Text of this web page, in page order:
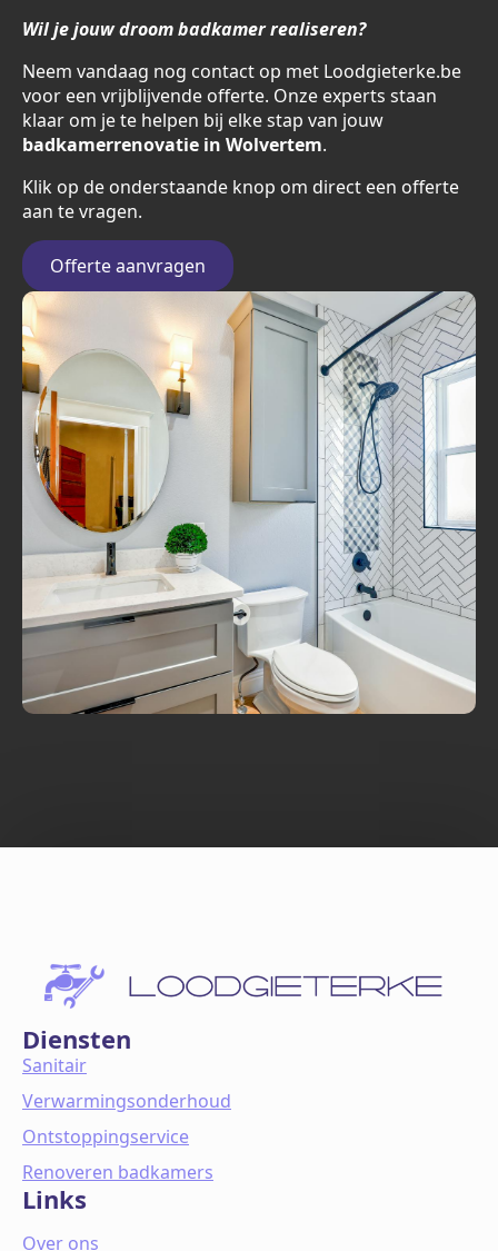
Wil je jouw droom badkamer realiseren?
Neem vandaag nog contact op met Loodgieterke.be
voor een vrijblijvende offerte. Onze experts staan
klaar om je te helpen bij elke stap van jouw
badkamerrenovatie in Wolvertem.
Klik op de onderstaande knop om direct een offerte
aan te vragen.
Offerte aanvragen
Diensten
Sanitair
Verwarmingsonderhoud
Ontstoppingservice
Renoveren badkamers
Links
Over ons